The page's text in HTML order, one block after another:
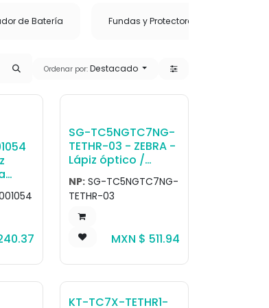
de Batería Fundas y Protectores
Ordenar por: Destacado
10
SG-TC5NGTC7NG-
TETHR-03 - ZEBRA -
Lápiz óptico /
Pluma Set of three
tethers for stylus.
NP: SG-TC5NGTC7NG-
TETHR-03
MXN $ 511.94
KT-TC7X-TETHR1-